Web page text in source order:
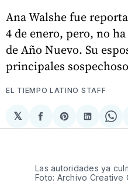
Ana Walshe fue
4 de enero, pero, no
de Año Nuevo. Su
principales
EL TIEMPO LATINO STAFF
𝕏
Compartir
en
Share
on
en
on
Las autoridades ya
Foto: Archivo Creative